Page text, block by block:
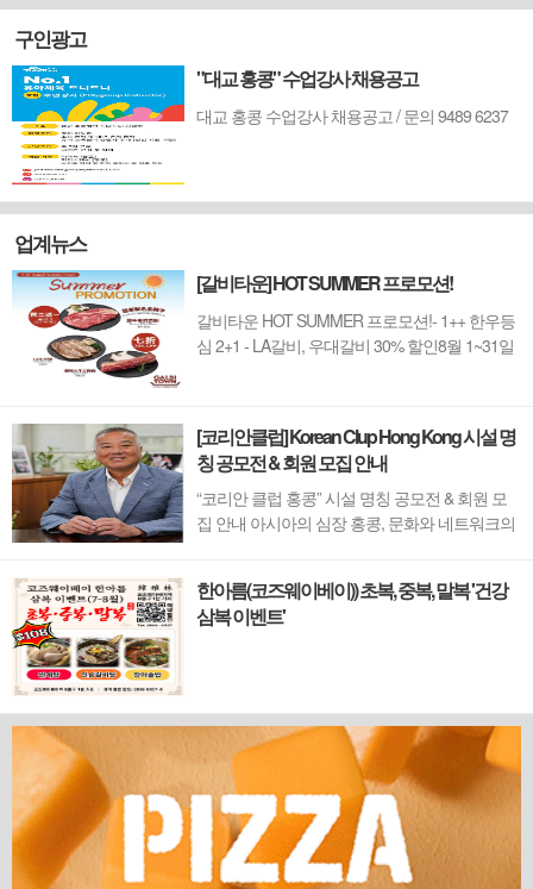
구인광고
"대교 홍콩" 수업강사 채용공고
대교 홍콩 수업강사 채용공고 / 문의 9489 6237
업계뉴스
[갈비타운] HOT SUMMER 프로모션!
갈비타운 HOT SUMMER 프로모션!- 1++ 한우등
심 2+1 - LA갈비, 우대갈비 30% 할인8월 1~31일
[코리안클럽] Korean Clup Hong Kong 시설 명
칭 공모전 & 회원 모집 안내
“코리안 클럽 홍콩” 시설 명칭 공모전 & 회원 모
집 안내 아시아의 심장 홍콩, 문화와 네트워크의
홍콩. 이 역동적인 글로벌 허브의 중심에서 한국
의 깊이 있는 문화유산과 세계적 감각을 잇는 새
한아름(코즈웨이베이)) 초복, 중복, 말복 '건강
삼복 이벤트'